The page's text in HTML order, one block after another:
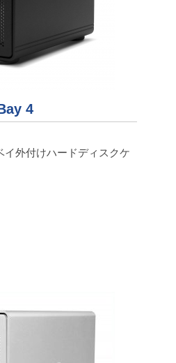
4
イ外付けハードディスクケ